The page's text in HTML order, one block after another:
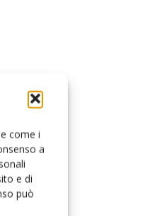
come i
a
e di
può